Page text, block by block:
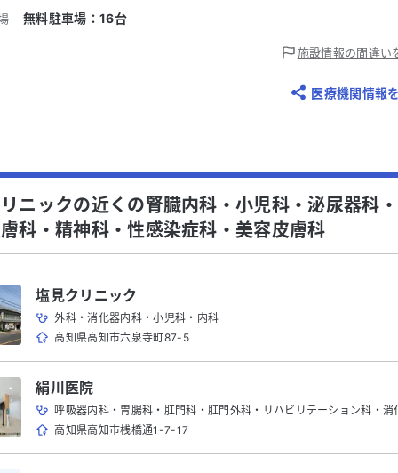
無料駐車場： 16台
施設情報の間違い
医療機関情報
ニックの近くの腎臓内科・小児科・泌尿器科
科・精神科・性感染症科・美容皮膚科
塩見クリニック
外科・消化器内科・小児科・内科
高知県高知市六泉寺町87-5
絹川医院
呼吸器内科・胃腸科・肛門科・肛門外科・リハビリテーション科・消化器内科・循環器内科・外
高知県高知市桟橋通1-7-17